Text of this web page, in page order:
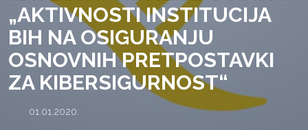
„AKTIVNOSTI INSTITUCIJA
BIH NA OSIGURANJU
OSNOVNIH PRETPOSTAVKI
ZA KIBERSIGURNOST“
01.01.2020.